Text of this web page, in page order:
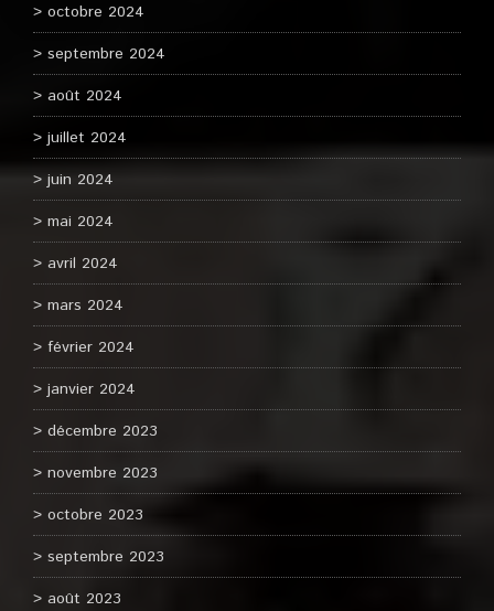
octobre 2024
septembre 2024
août 2024
juillet 2024
juin 2024
mai 2024
avril 2024
mars 2024
février 2024
janvier 2024
décembre 2023
novembre 2023
octobre 2023
septembre 2023
août 2023